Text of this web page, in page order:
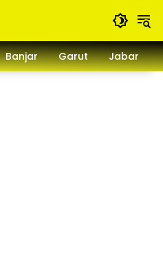
Banjar Garut Jabar